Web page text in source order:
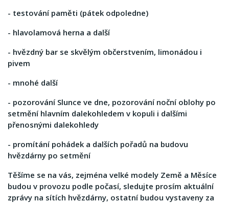
- testování paměti (pátek odpoledne)
- hlavolamová herna a další
- hvězdný bar se skvělým občerstvením, limonádou i
pivem
- mnohé další
- pozorování Slunce ve dne, pozorování noční oblohy po
setmění hlavním dalekohledem v kopuli i dalšími
přenosnými dalekohledy
- promítání pohádek a dalších pořadů na budovu
hvězdárny po setmění
Těšíme se na vás, zejména velké modely Země a Měsíce
budou v provozu podle počasí, sledujte prosím aktuální
zprávy na sítích hvězdárny, ostatní budou vystaveny za